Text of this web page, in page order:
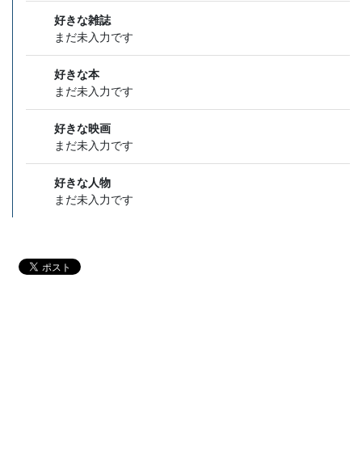
好きな雑誌
まだ未入力です
好きな本
まだ未入力です
好きな映画
まだ未入力です
好きな人物
まだ未入力です